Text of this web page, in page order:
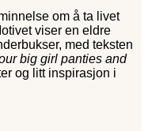
om å ta livet
viser en eldre
med teksten
big girl panties and
og litt inspirasjon i